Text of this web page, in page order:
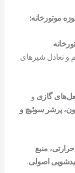
موتورخانه:
و تعادل شیرهای
گازی و
پرشر سوئیچ و
منبع
اصولی.